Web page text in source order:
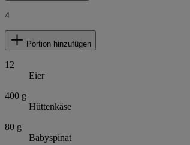
4
Portion hinzufügen
12
Eier
400 g
Hüttenkäse
80 g
Babyspinat